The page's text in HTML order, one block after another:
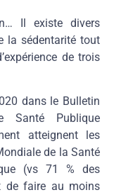
Il existe divers
la sédentarité tout
de trois
dans le Bulletin
Santé Publique
atteignent les
de la Santé
(vs 71 % des
de faire au moins